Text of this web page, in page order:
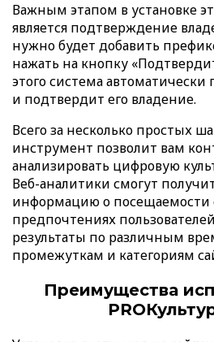
Важным этапом в установке
является подтверждение
нужно будет добавить
нажать на кнопку
этого система
и подтвердит его владение.
Всего за несколько простых
инструмент позволит вам
анализировать цифровую
Веб-аналитики смогут
информацию о посещаемости
предпочтениях
результаты по различным
промежуткам и категориям
Преимущества